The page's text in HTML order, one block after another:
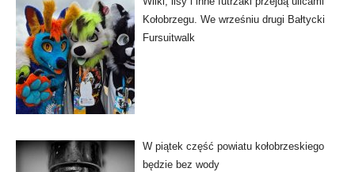
Kołobrzegu. We wrześniu drugi Bałtycki
Fursuitwalk
W piątek część powiatu kołobrzeskiego
będzie bez wody